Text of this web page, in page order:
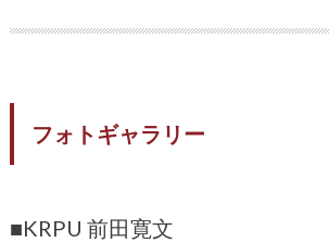
フォトギャラリー
■KRPU 前田寛文